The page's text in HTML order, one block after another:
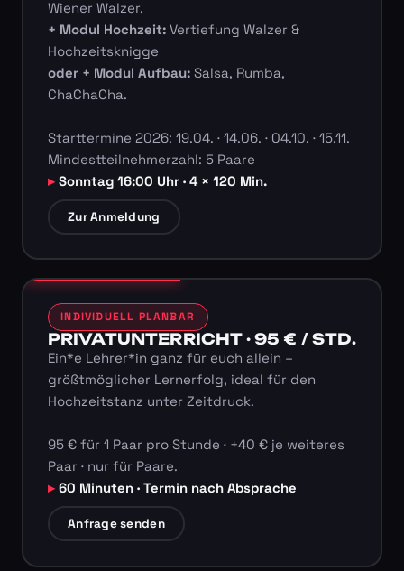
Wiener Walzer.
+ Modul Hochzeit:Vertiefung Walzer &
Hochzeitsknigge
oder + Modul Aufbau:Salsa, Rumba,
ChaChaCha.
Starttermine 2026: 19.04. · 14.06. · 04.10. · 15.11.
Mindestteilnehmerzahl: 5 Paare
Sonntag 16:00 Uhr · 4 × 120 Min.
Zur Anmeldung
INDIVIDUELL PLANBAR
PRIVATUNTERRICHT · 95 € / STD.
Ein*e Lehrer*in ganz für euch allein –
größtmöglicher Lernerfolg, ideal für den
Hochzeitstanz unter Zeitdruck.
95 € für 1 Paar pro Stunde · +40 € je weiteres
Paar · nur für Paare.
60 Minuten · Termin nach Absprache
Anfrage senden